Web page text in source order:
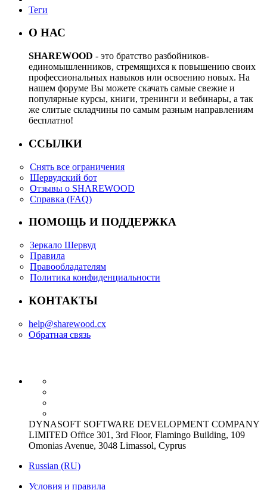
Теги
О НАС
SHAREWOOD - это братство разбойников-
единомышленников, стремящихся к повышению своих
профессиональных навыков или освоению новых. На
нашем форуме Вы можете скачать самые свежие и
популярные курсы, книги, тренинги и вебинары, а так
же слитые складчины по самым разным направлениям
бесплатно!
ССЫЛКИ
Снять все ограничения
Шервудский бот
Отзывы о SHAREWOOD
Справка (FAQ)
ПОМОЩЬ И ПОДДЕРЖКА
Зеркало Шервуд
Правила
Правообладателям
Политика конфиденциальности
КОНТАКТЫ
help@sharewood.cx
Обратная связь
DYNASOFT SOFTWARE DEVELOPMENT COMPANY
LIMITED Office 301, 3rd Floor, Flamingo Building, 109
Omonias Avenue, 3048 Limassol, Cyprus
Russian (RU)
Условия и правила